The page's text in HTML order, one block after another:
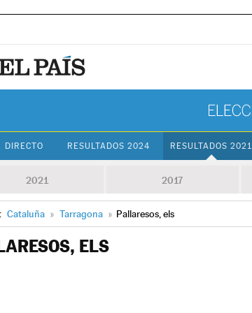
DIRECTO RESULTADOS 2024 RESULTADOS 2021
2021 2017
Cataluña » Tarragona » Pallaresos, els
ELS